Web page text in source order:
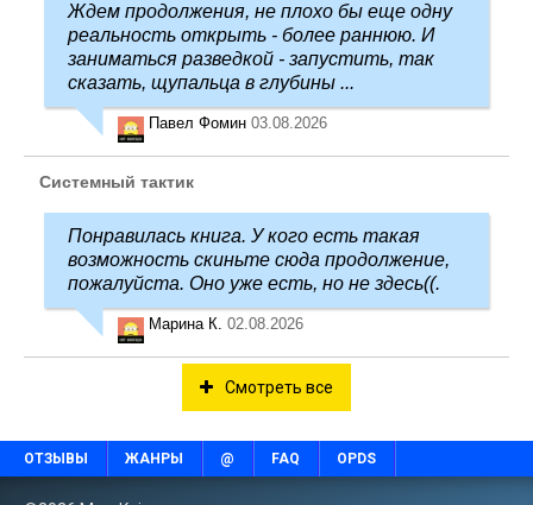
Ждем продолжения, не плохо бы еще одну
реальность открыть - более раннюю. И
заниматься разведкой - запустить, так
сказать, щупальца в глубины ...
Павел Фомин 03.08.2026
Системный тактик
Понравилась книга. У кого есть такая
возможность скиньте сюда продолжение,
пожалуйста. Оно уже есть, но не здесь((.
Марина К. 02.08.2026
Смотреть все
ОТЗЫВЫ ЖАНРЫ @ FAQ OPDS